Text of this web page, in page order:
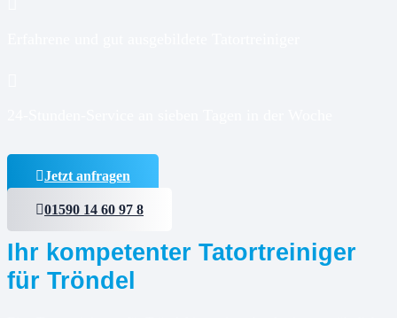
Jetzt anfragen
01590 14 60 97 8
Ihr kompetenter Tatortreiniger
für Tröndel